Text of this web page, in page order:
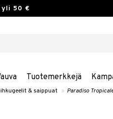
yli 50 €
Tuotemerkkejä
& saippuat » Paradiso